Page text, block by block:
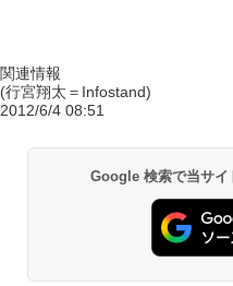
関連情報
(行宮翔太＝Infostand)
2012/6/4 08:51
Google 検索で当サイ